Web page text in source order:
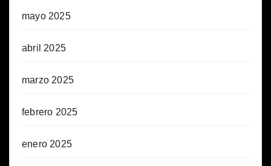
mayo 2025
abril 2025
marzo 2025
febrero 2025
enero 2025